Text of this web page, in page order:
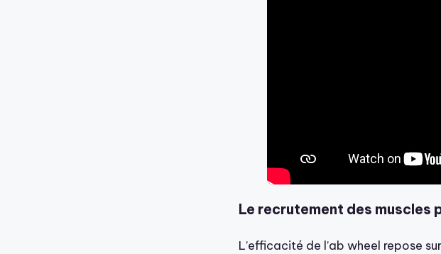
Le recrutement des muscles
L’efficacité de l’ab wheel repose